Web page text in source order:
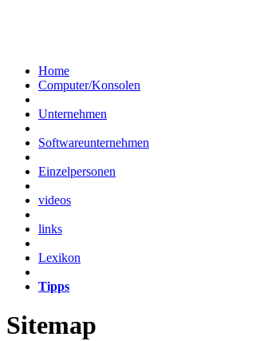
Home
Computer/Konsolen
Unternehmen
Softwareunternehmen
Einzelpersonen
videos
links
Lexikon
Tipps
Sitemap